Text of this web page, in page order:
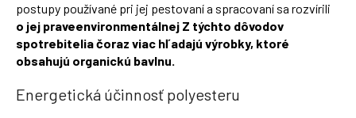
postupy používané pri jej pestovaní a spracovaní sa rozvírili
o jej praveenvironmentálnej Z týchto dôvodov
spotrebitelia čoraz viac hľadajú výrobky, ktoré
obsahujú organickú bavlnu.
Energetická účinnosť polyesteru